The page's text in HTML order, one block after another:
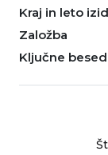
Kraj in leto
Založba
Ključne